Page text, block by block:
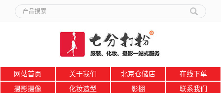
网站首页 关于我们 北京仓储店
在线下单
摄影摄像
化妆造型 影棚
联系我们